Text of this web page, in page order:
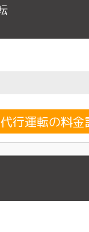
行運転の料金